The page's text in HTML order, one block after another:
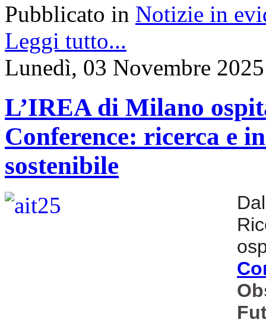
Pubblicato in Notizie in
Leggi tutto...
Lunedì, 03 Novembre
L’IREA di Milano
Conference: ricerca e
sostenibile